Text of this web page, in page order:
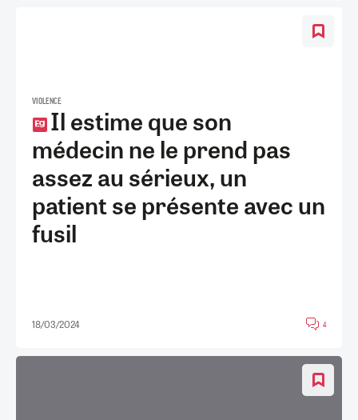
VIOLENCE
Il estime que son
médecin ne le prend pas
assez au sérieux, un
patient se présente avec un
fusil
18/03/2024 4